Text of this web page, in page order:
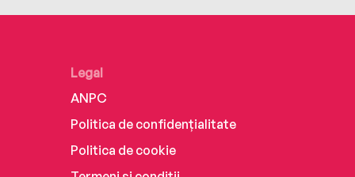
Legal
ANPC
Politica de confidențialitate
Politica de cookie